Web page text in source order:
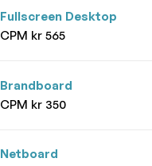
Fullscreen Desktop
CPM kr 565
Brandboard
CPM kr 350
Netboard